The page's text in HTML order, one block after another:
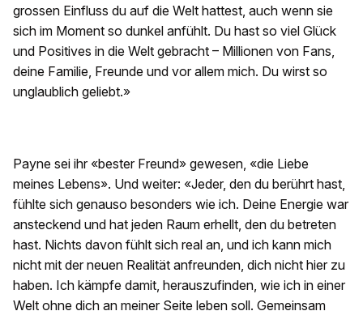
grossen Einfluss du auf die Welt hattest, auch wenn sie
sich im Moment so dunkel anfühlt. Du hast so viel Glück
und Positives in die Welt gebracht – Millionen von Fans,
deine Familie, Freunde und vor allem mich. Du wirst so
unglaublich geliebt.»
Payne sei ihr «bester Freund» gewesen, «die Liebe
meines Lebens». Und weiter: «Jeder, den du berührt hast,
fühlte sich genauso besonders wie ich. Deine Energie war
ansteckend und hat jeden Raum erhellt, den du betreten
hast. Nichts davon fühlt sich real an, und ich kann mich
nicht mit der neuen Realität anfreunden, dich nicht hier zu
haben. Ich kämpfe damit, herauszufinden, wie ich in einer
Welt ohne dich an meiner Seite leben soll. Gemeinsam